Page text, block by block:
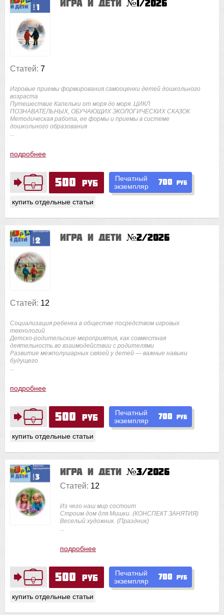
500 руб
купить отдельные статьи
Печатный
экземпляр
700 руб
Игра и дети №1/2026
Статей: 7
Игровые приемы формирования самооценки детей дошкольного
возраста
Путешествие Капельки от моря до моря. ЦИКЛ
ПОЗНАВАТЕЛЬНЫХ, ОБУЧАЮЩИХ ЭКОЛОГИЧЕСКИХ СКАЗОК
Методическая работа, ее формы и приемы в системе
дошкольного образования
подробнее
500 руб
купить отдельные статьи
Печатный
экземпляр
700 руб
Игра и дети №2/2026
Статей: 12
Социализация ребенка в обществе посредством игровых
технологий
Детско-родительские мероприятия, как совместная
деятельность во взаимодействии с родителями
Развитие межполушарных связей у детей — важные навыки
будущего
подробнее
500 руб
купить отдельные статьи
Печатный
экземпляр
700 руб
Игра и дети №3/2026
Статей: 12
Из чего наш мир состоит
Строим дом для Мишки. (КОНСПЕКТ ЗАНЯТИЯ)
Веселый художник. (Праздник)
подробнее